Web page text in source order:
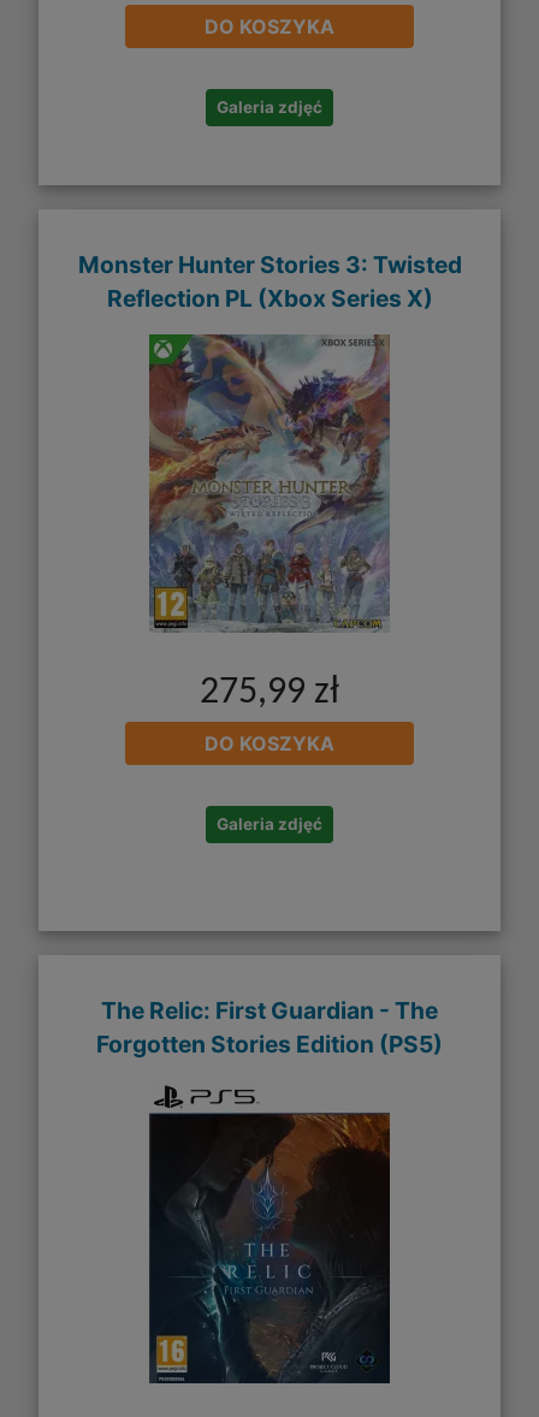
DO KOSZYKA
Galeria zdjęć
Monster Hunter Stories 3: Twisted
Reflection PL (Xbox Series X)
275,99 zł
DO KOSZYKA
Galeria zdjęć
The Relic: First Guardian - The
Forgotten Stories Edition (PS5)